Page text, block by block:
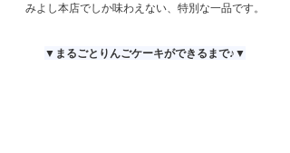
みよし本店でしか味わえない、特別な一品です。
▼まるごとりんごケーキができるまで♪▼